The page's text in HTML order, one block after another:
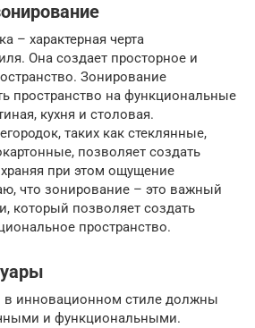
– характерная черта
Она создает просторное и
Зонирование
пространство на функциональные
кухня и столовая.
таких как стеклянные,
позволяет создать
при этом ощущение
что зонирование – это важный
который позволяет создать
пространство.
в инновационном стиле должны
и функциональными.